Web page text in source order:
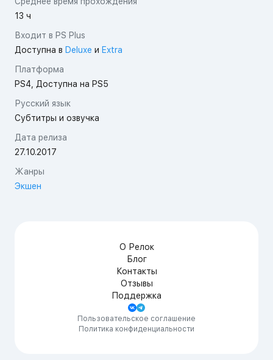
Платформа
PS4, Доступна на PS5
Русский язык
Субтитры и озвучка
13 ч
Дата релиза
27.10.2017
Входит в PS Plus
Доступна в Deluxe и Extra
Жанры
Экшен
О Релок
Блог
Контакты
Отзывы
Поддержка
Пользовательское соглашение
Политика конфиденциальности